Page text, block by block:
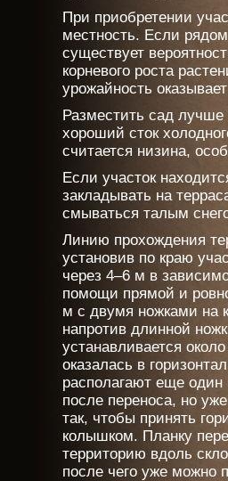
При приобретении
местность. Если
существует
корневого роста
урожайность
Разместить сад лучше
хороший сток
считается низина,
Если участок
закладывать на
смываться талым
Линию прохождения
установив по краю
через 4–6 м в
помощи прямой и
м с двумя ножками на
напротив длинной
устанавливается
оказалась в
располагают еще
после переноса, но
так, чтобы принять
колышком. Планку
территорию вдоль
после чего уже можно